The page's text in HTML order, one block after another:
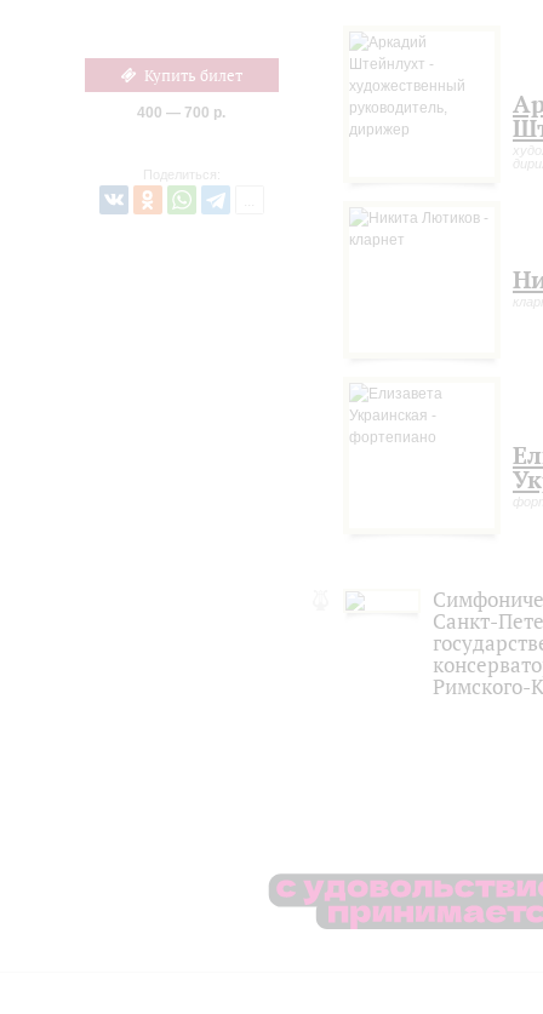
Купить билет
400 — 700 р.
Поделиться:
Санкт-
Римского-